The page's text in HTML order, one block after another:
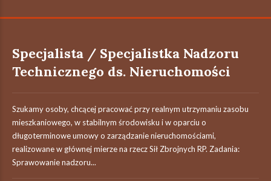
Specjalista / Specjalistka Nadzoru
Technicznego ds. Nieruchomości
Szukamy osoby, chcącej pracować przy realnym utrzymaniu zasobu
mieszkaniowego, w stabilnym środowisku i w oparciu o
długoterminowe umowy o zarządzanie nieruchomościami,
realizowane w głównej mierze na rzecz Sił Zbrojnych RP. Zadania:
Sprawowanie nadzoru...